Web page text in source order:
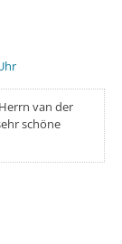
van der
schöne